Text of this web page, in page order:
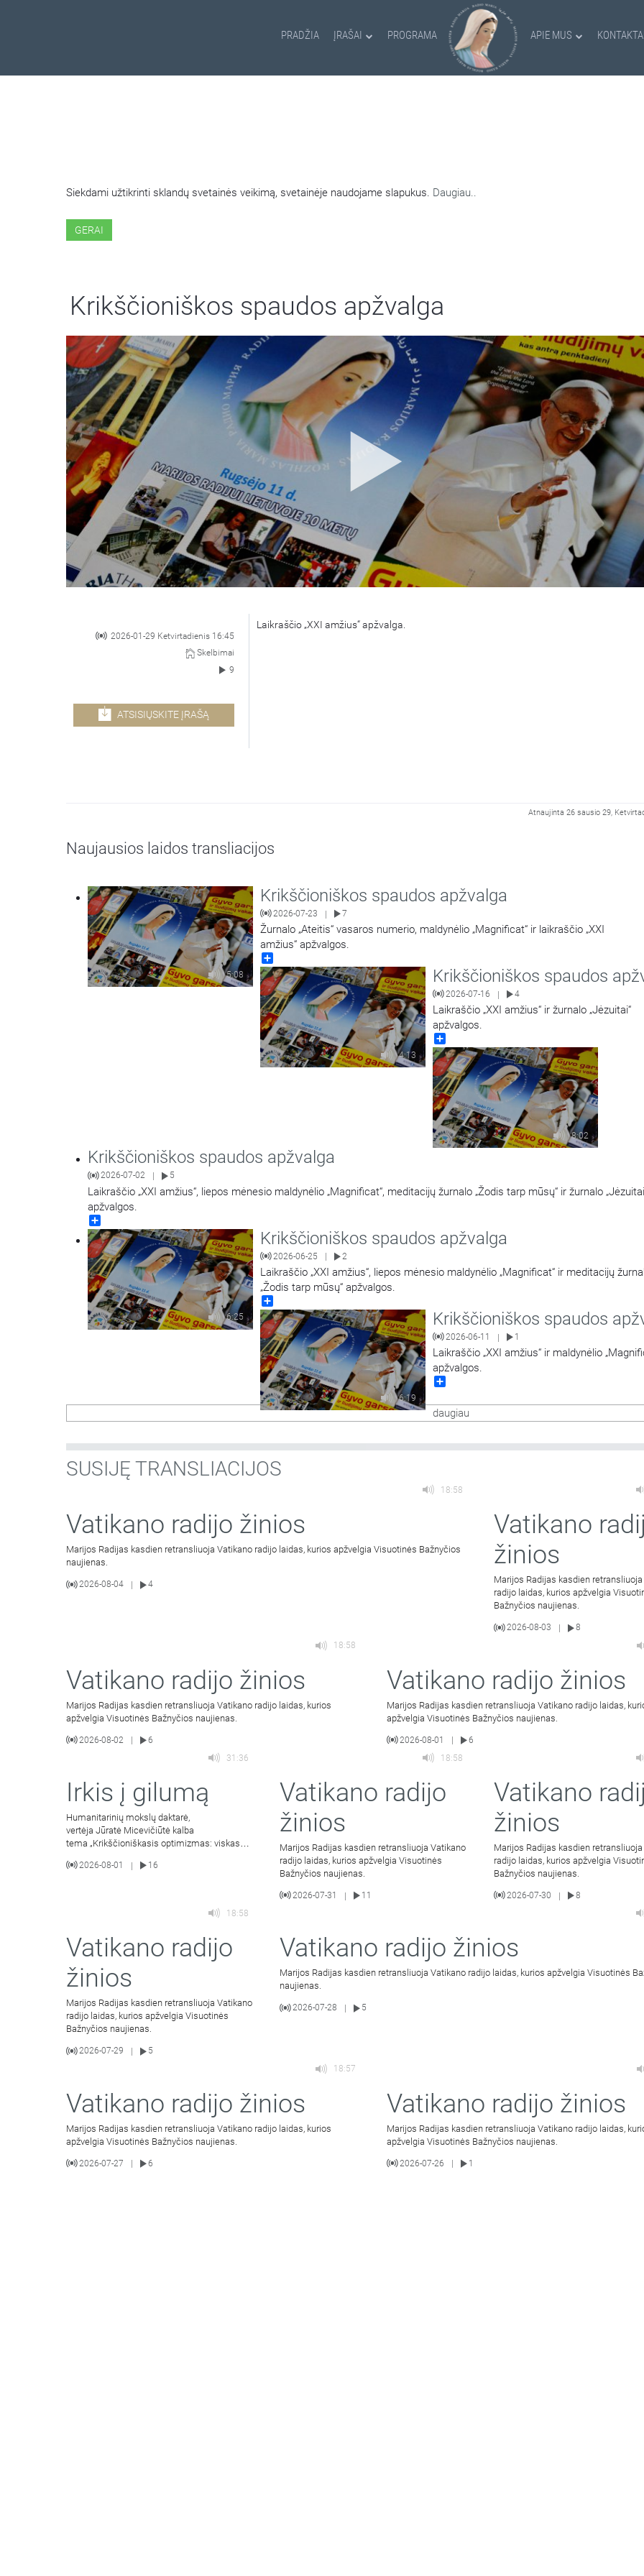
PRADŽIA ĮRAŠAI PROGRAMA APIE MUS
Siekdami užtikrinti sklandų svetainės veikimą, svetainėje naudojame slapukus. Daugiau..
GERAI
Krikščioniškos spaudos apžvalga
2026-01-29 Ketvirtadienis 16:45
Skelbimai
9
ATSISIŲSKITE ĮRAŠĄ
Laikraščio „XXI amžius“ apžvalga.
Atnaujinta 26 sausio 29,
Naujausios laidos transliacijos
5:08
Krikščioniškos spaudos apžvalga
2026-07-23 | 7
Žurnalo „Ateitis“ vasaros numerio, maldynėlio „Magnificat“ ir laikraščio „XXI
amžius“ apžvalgos.
4:13
Krikščioniškos spaudos
2026-07-16 | 4
Laikraščio „XXI amžius“ ir žurnalo „Jėzuitai“
apžvalgos.
8:02
Krikščioniškos spaudos apžvalga
2026-07-02 5
Laikraščio „XXI amžius“, liepos mėnesio maldynėlio „Magnificat“, meditacijų žurnalo „Žodis tarp mūsų“ ir žurnalo
apžvalgos.
6:25
Krikščioniškos spaudos apžvalga
2026-06-25 2
Laikraščio „XXI amžius“, liepos mėnesio maldynėlio „Magnificat“ ir meditacijų
„Žodis tarp mūsų“ apžvalgos.
6:19
Krikščioniškos spaudos
2026-06-11 | 1
Laikraščio „XXI amžius“ ir maldynėlio
apžvalgos.
daugiau
SUSIJĘ TRANSLIACIJOS
18:58
Vatikano radijo žinios
Marijos Radijas kasdien retransliuoja Vatikano radijo laidas, kurios apžvelgia Visuotinės Bažnyčios
naujienas.
2026-08-04 4
Vatikano
žinios
Marijos Radijas kasdien
radijo laidas, kurios apžvelgia
Bažnyčios naujienas.
2026-08-03
8
18:58
Vatikano radijo žinios
Marijos Radijas kasdien retransliuoja Vatikano radijo laidas, kurios
apžvelgia Visuotinės Bažnyčios naujienas.
2026-08-02 6
Vatikano radijo žinios
Marijos Radijas kasdien retransliuoja Vatikano radijo laidas,
apžvelgia Visuotinės Bažnyčios naujienas.
2026-08-01
6
31:36
Irkis į gilumą
Humanitarinių mokslų daktarė,
vertėja Jūratė Micevičiūtė kalba
tema „Krikščioniškasis optimizmas: viskas
2026-08-01 | 16
18:58
Vatikano radijo
žinios
Marijos Radijas kasdien retransliuoja Vatikano
radijo laidas, kurios apžvelgia Visuotinės
Bažnyčios naujienas.
2026-07-31 | 11
Vatikano
žinios
Marijos Radijas kasdien
radijo laidas, kurios apžvelgia
Bažnyčios naujienas.
2026-07-30 |
8
18:58
Vatikano radijo
žinios
Marijos Radijas kasdien retransliuoja Vatikano
radijo laidas, kurios apžvelgia Visuotinės
Bažnyčios naujienas.
2026-07-29 5
Vatikano radijo žinios
Marijos Radijas kasdien retransliuoja Vatikano radijo laidas, kurios apžvelgia Visuotinės
naujienas.
2026-07-28 5
18:57
Vatikano radijo žinios
Marijos Radijas kasdien retransliuoja Vatikano radijo laidas, kurios
apžvelgia Visuotinės Bažnyčios naujienas.
2026-07-27 6
Vatikano radijo žinios
Marijos Radijas kasdien retransliuoja Vatikano radijo laidas,
apžvelgia Visuotinės Bažnyčios naujienas.
2026-07-26 1